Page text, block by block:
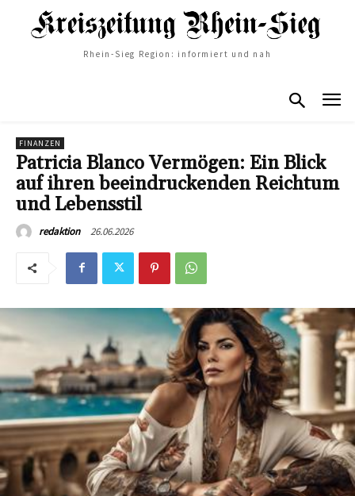
Rhein-Sieg Region: informiert und nah
FINANZEN
Patricia Blanco Vermögen: Ein Blick
auf ihren beeindruckenden Reichtum
und Lebensstil
redaktion 26.06.2026